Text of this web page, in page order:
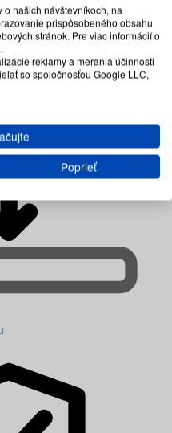
našich návštevníkoch, na
prispôsobeného obsahu
stránok. Pre viac informácií o
reklamy a merania účinnosti
so spoločnosťou Google LLC,
Poprieť